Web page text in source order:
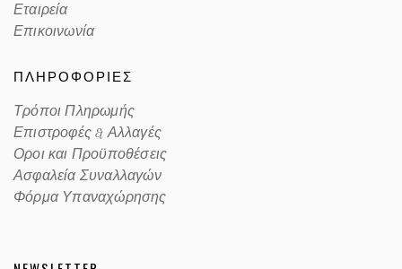
Εταιρεία
Επικοινωνία
ΠΛΗΡΟΦΟΡΙΕΣ
Τρόποι Πληρωμής
Επιστροφές & Αλλαγές
Οροι και Προϋποθέσεις
Ασφαλεία Συναλλαγών
Φόρμα Υπαναχώρησης